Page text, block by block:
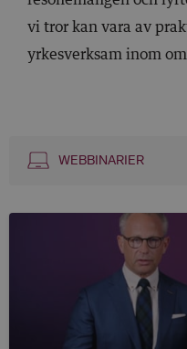
vi tror kan vara av
yrkesverksam inom
WEBBINARIER